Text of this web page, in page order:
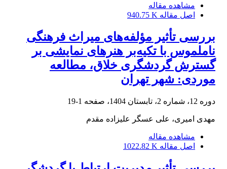
مشاهده مقاله
اصل مقاله 940.75 K
بررسی تأثیر مؤلفه‌های میراث فرهنگی
ناملموس با تکیه‌بر هنرهای نمایشی بر
گسترش گردشگری خلاق، مطالعه
موردی: شهر تهران
دوره 12، شماره 2، تابستان 1404، صفحه 1-19
مهدی امیری، علی عسگر علیزاده مقدم
مشاهده مقاله
اصل مقاله 1022.82 K